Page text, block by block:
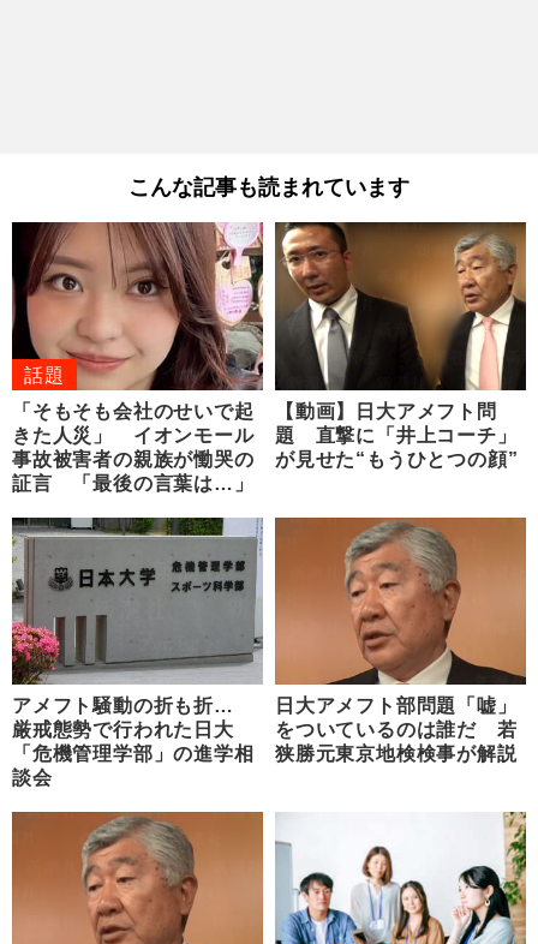
こんな記事も読まれています
話題
「そもそも会社のせいで起
きた人災」 イオンモール
事故被害者の親族が慟哭の
証言 「最後の言葉は…」
【動画】日大アメフト問
題 直撃に「井上コーチ」
が見せた“もうひとつの顔”
アメフト騒動の折も折…
厳戒態勢で行われた日大
「危機管理学部」の進学相
談会
日大アメフト部問題「嘘」
をついているのは誰だ 若
狭勝元東京地検検事が解説